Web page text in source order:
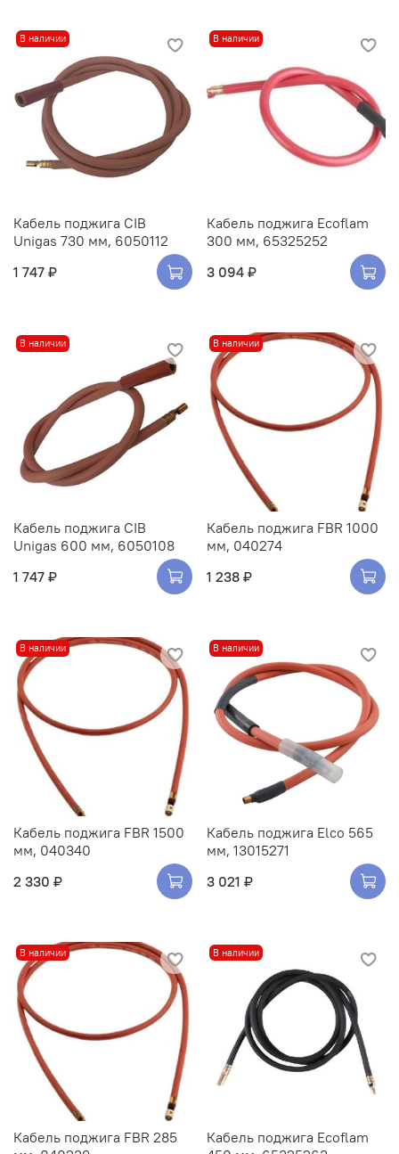
В наличии
Кабель поджига CIB
Unigas 730 мм, 6050112
1 747 ₽
В наличии
Кабель поджига Ecoflam
300 мм, 65325252
3 094 ₽
В наличии
Кабель поджига CIB
Unigas 600 мм, 6050108
1 747 ₽
В наличии
Кабель поджига FBR 1000
мм, 040274
1 238 ₽
В наличии
Кабель поджига FBR 1500
мм, 040340
2 330 ₽
В наличии
Кабель поджига Elco 565
мм, 13015271
3 021 ₽
В наличии
Кабель поджига FBR 285
В наличии
Кабель поджига Ecoflam